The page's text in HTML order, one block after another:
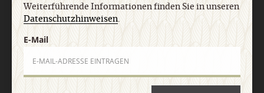
Nach oben
Weiterführende Informationen finden Sie in unseren
Datenschutzhinweisen.
E-Mail